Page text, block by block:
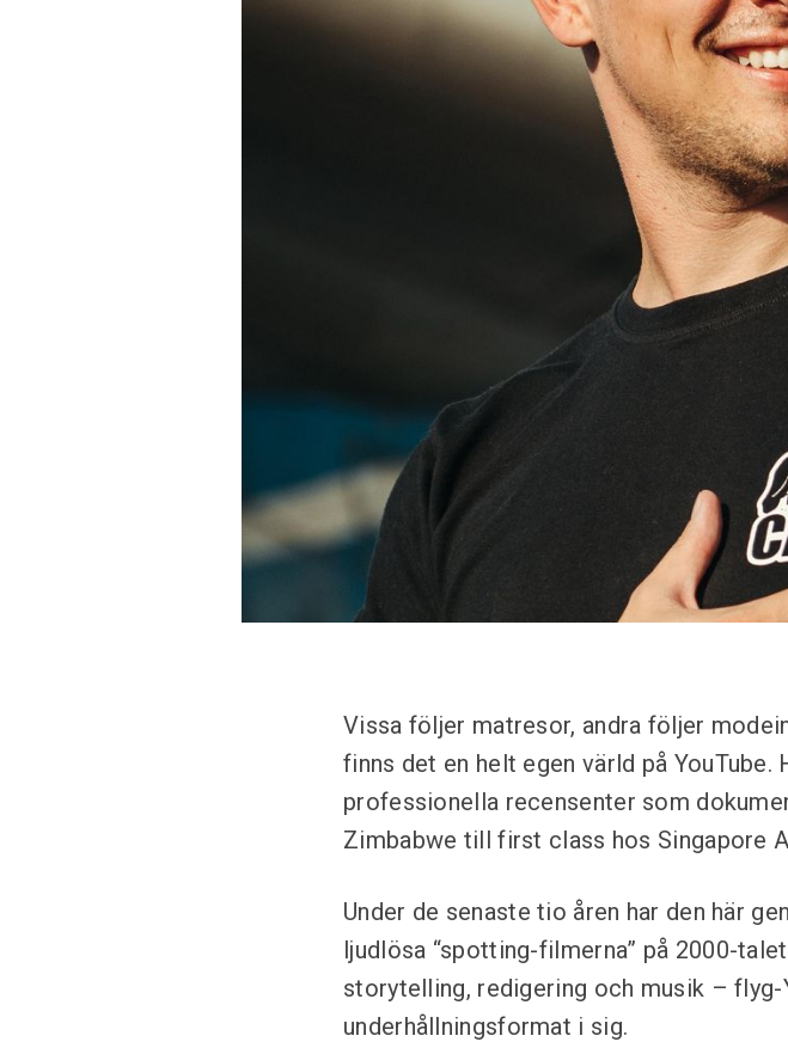
Vissa följer matresor, andra följer
finns det en helt egen värld på
professionella recensenter som
Zimbabwe till first class hos Singapore
Under de senaste tio åren har den här
ljudlösa “spotting-filmerna” på 2000-
storytelling, redigering och musik –
underhållningsformat i sig.